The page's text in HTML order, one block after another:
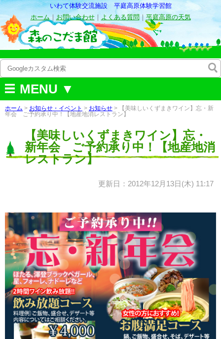
いわて体験交流施設 平庭高原体験学習館
ホーム｜ お問い合わせ｜ よくある質問 ｜ 平庭高原の天気
MENU ▼
ホーム > お知らせ・イベント > お知らせ > 【美味しいくずまきワイン】忘・新
年会 ご予約承り中！【地産地消レストラン】
【美味しいくずまきワイン】忘・
新年会 ご予約承り中！【地産地消
レストラン】
更新日：2012年12月13日(木) 11:17